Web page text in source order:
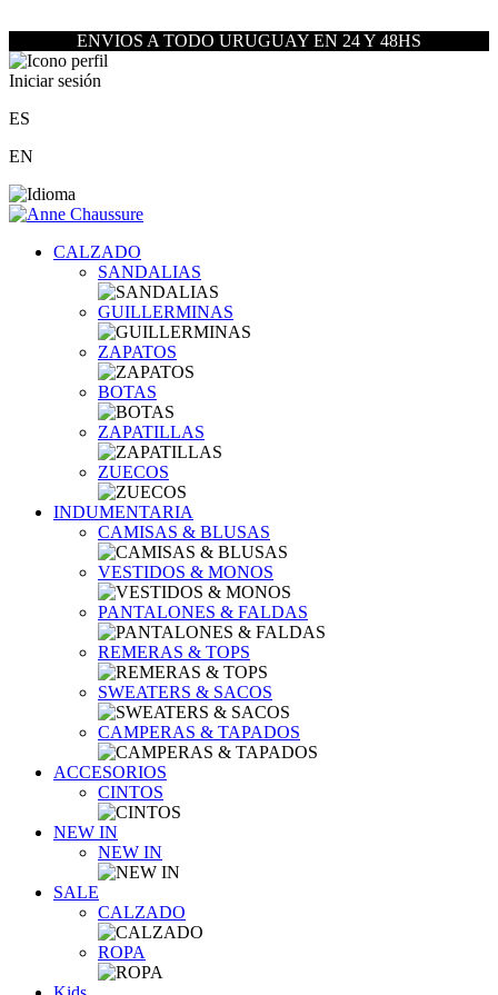
ENVIOS A TODO URUGUAY EN 24 Y 48HS
Iniciar sesión
ES
EN
CALZADO
SANDALIAS
GUILLERMINAS
ZAPATOS
BOTAS
ZAPATILLAS
ZUECOS
INDUMENTARIA
CAMISAS & BLUSAS
VESTIDOS & MONOS
PANTALONES & FALDAS
REMERAS & TOPS
SWEATERS & SACOS
CAMPERAS & TAPADOS
ACCESORIOS
CINTOS
NEW IN
NEW IN
SALE
CALZADO
ROPA